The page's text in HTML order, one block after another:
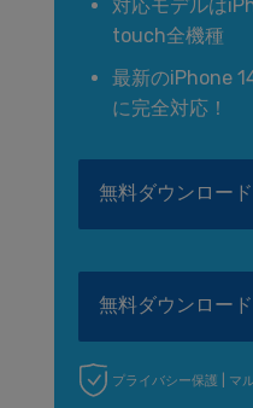
対応モデルは
touch全機種
最新のiPhone
に完全対応！
無料ダウンロード
無料ダウンロード
プライバシー保護 | マ